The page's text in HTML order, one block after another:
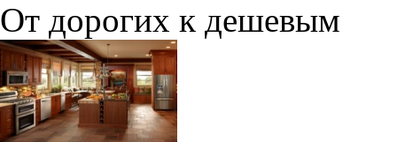
От дорогих к дешевым